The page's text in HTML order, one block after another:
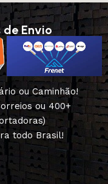
de Envio
ou Caminhão!
ou 400+
todo Brasil!